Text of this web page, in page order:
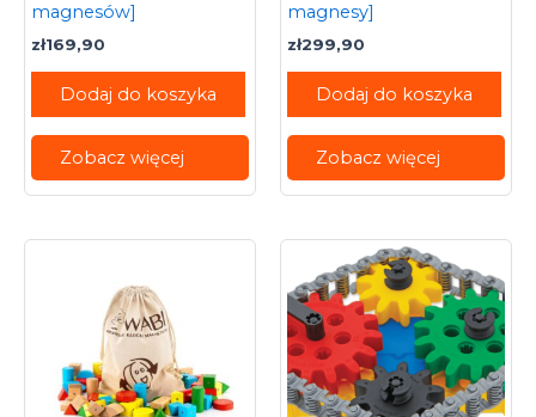
magnesów]
zł169,90
Dodaj do koszyka
Zobacz więcej
magnesy]
zł299,90
Dodaj do koszyka
Zobacz więcej